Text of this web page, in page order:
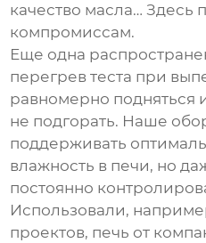
качество масла… Здесь
компромиссам.
Еще одна
перегрев теста при
равномерно подняться
не подгорать. Наше
поддерживать
влажность в печи, но
постоянно
Использовали,
проектов, печь от